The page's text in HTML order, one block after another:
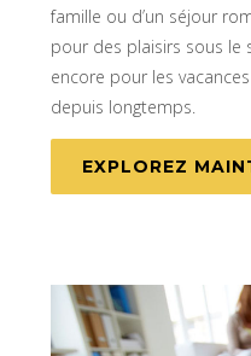
famille ou d’un séjour
pour des plaisirs sous le
encore pour les
depuis longtemps.
EXPLOREZ